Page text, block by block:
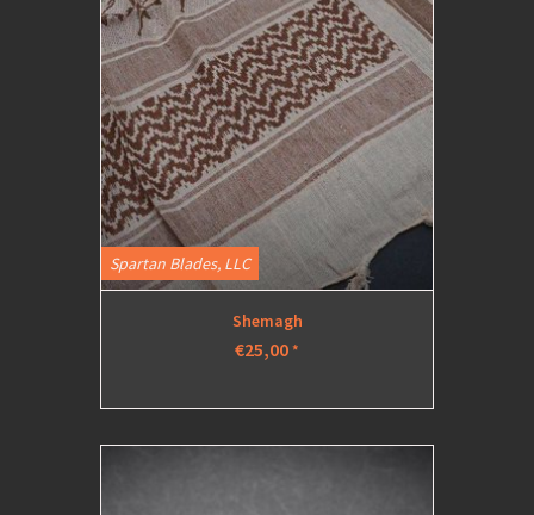
Spartan Blades, LLC
Shemagh
€25,00*